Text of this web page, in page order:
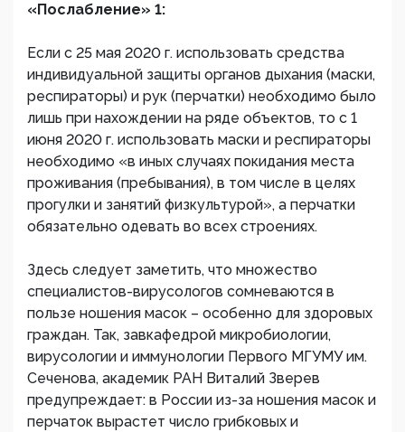
«Послабление» 1:
Если с 25 мая 2020 г. использовать средства
индивидуальной защиты органов дыхания (маски,
респираторы) и рук (перчатки) необходимо было
лишь при нахождении на ряде объектов, то с 1
июня 2020 г. использовать маски и респираторы
необходимо «в иных случаях покидания места
проживания (пребывания), в том числе в целях
прогулки и занятий физкультурой», а перчатки
обязательно одевать во всех строениях.
Здесь следует заметить, что множество
специалистов-вирусологов сомневаются в
пользе ношения масок – особенно для здоровых
граждан. Так, завкафедрой микробиологии,
вирусологии и иммунологии Первого МГУМУ им.
Сеченова, академик РАН Виталий Зверев
предупреждает: в России из-за ношения масок и
перчаток вырастет число грибковых и